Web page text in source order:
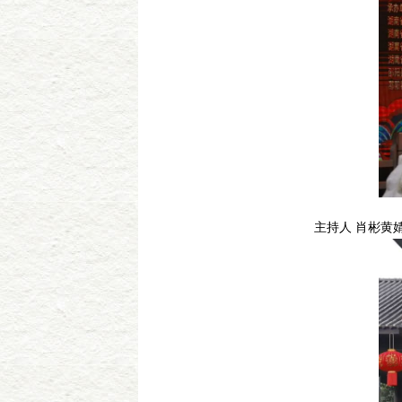
主持人 肖彬黄